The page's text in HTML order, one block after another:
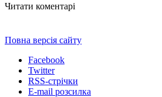
Читати коментарі
Повна версія сайту
Facebook
Twitter
RSS-стрічки
E-mail розсилка